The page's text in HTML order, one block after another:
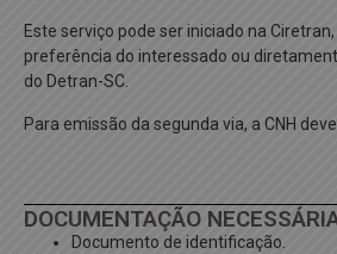
Este serviço pode ser iniciado na Ciretran,
preferência do interessado ou
do Detran-SC.
Para emissão da segunda via, a CNH
DOCUMENTAÇÃO
Documento de identificação.